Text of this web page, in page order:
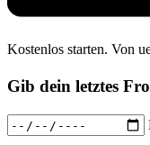
Kostenlos starten. Von
Gib dein letztes